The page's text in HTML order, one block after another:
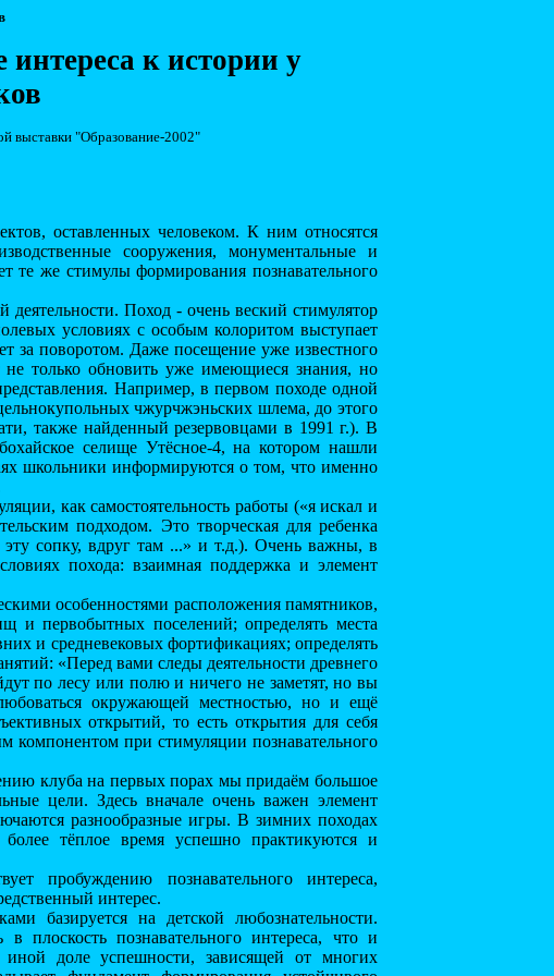
к истории у
выставки "Образование-2002"
оставленных человеком. К ним относятся
сооружения, монументальные и
те же стимулы формирования познавательного
Поход - очень веский стимулятор
условиях с особым колоритом выступает
за поворотом. Даже посещение уже известного
только обновить уже имеющиеся знания, но
Например, в первом походе одной
чжурчжэньских шлема, до этого
также найденный резервовцами в 1991 г.). В
селище Утёсное-4, на котором нашли
школьники информируются о том, что именно
как самостоятельность работы («я искал и
подходом. Это творческая для ребенка
сопку, вдруг там ...» и т.д.). Очень важны, в
похода: взаимная поддержка и элемент
особенностями расположения памятников,
и первобытных поселений; определять места
и средневековых фортификациях; определять
«Перед вами следы деятельности древнего
по лесу или полю и ничего не заметят, но вы
окружающей местностью, но и ещё
открытий, то есть открытия для себя
компонентом при стимуляции познавательного
клуба на первых порах мы придаём большое
цели. Здесь вначале очень важен элемент
разнообразные игры. В зимних походах
тёплое время успешно практикуются и
пробуждению познавательного интереса,
интерес.
базируется на детской любознательности.
в плоскость познавательного интереса, что и
доле успешности, зависящей от многих